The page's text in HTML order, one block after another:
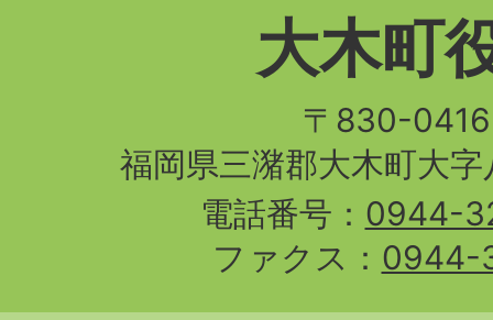
大木町
〒830-
福岡県三潴郡大木町大
電話番号： 0944-
ファクス： 0944-